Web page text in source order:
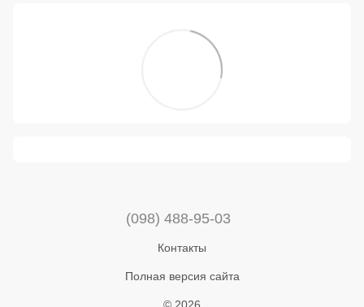
(098) 488-95-03
Контакты
Полная версия сайта
© 2026